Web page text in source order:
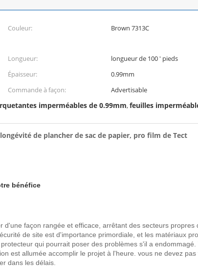
Couleur: Brown 7313C
Longueur:
longueur de 100 ' pieds
Épaisseur:
0.99mm
Commande à façon:
Advertisable
imperméables de 0.99mm,feuilles
de plancher de sac de papier, pro film de Tect
bénéfice
façon rangée et efficace, arrêtant des secteurs propres
de site est d'importance primordiale, et les matériaux
qui pourrait poser des problèmes s'il a endommagé.
est allumée accomplir le projet à l'heure. vous ne devez
dans les délais.